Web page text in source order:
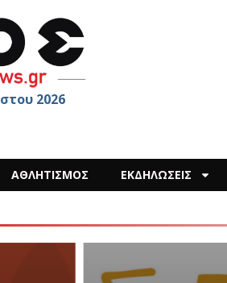
2026
ΑΘΛΗΤΙΣΜΟΣ ΕΚΔΗΛΩΣΕΙΣ